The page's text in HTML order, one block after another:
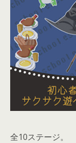
全10ステージ。